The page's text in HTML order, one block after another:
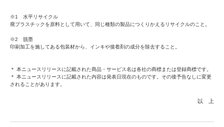
※1 水平リサイクル
廃プラスチックを原料として用いて、同じ種類の製品につくりかえるリサイクルのこと。
※2 脱墨
印刷加工を施してある包装材から、インキや接着剤の成分を除去すること。
＊ 本ニュースリリースに記載された商品・サービス名は各社の商標または登録商標です。
＊ 本ニュースリリースに記載された内容は発表日現在のものです。その後予告なしに変更
されることがあります。
以 上